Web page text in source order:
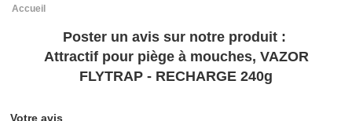
Accueil
Poster un avis sur notre produit :
Attractif pour piège à mouches, VAZOR
FLYTRAP - RECHARGE 240g
Votre avis